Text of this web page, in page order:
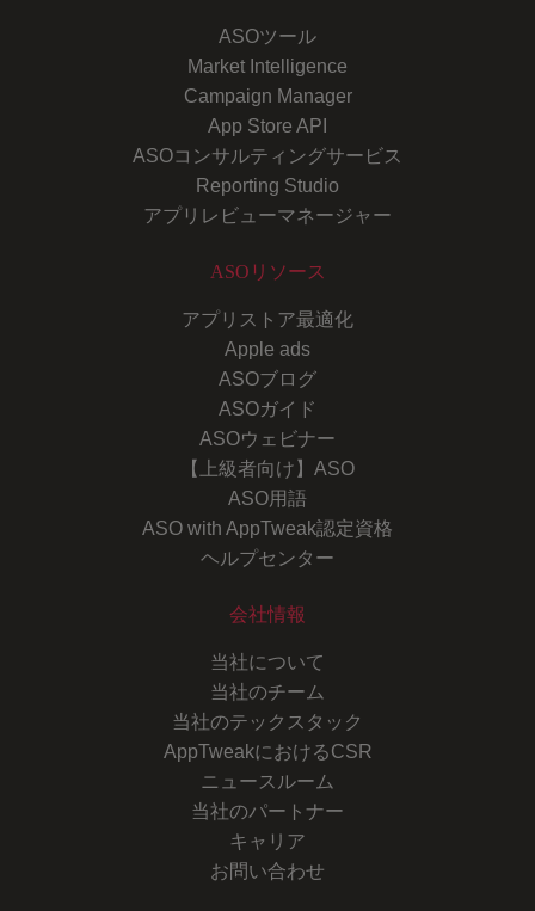
ASOツール
Market Intelligence
Campaign Manager
App Store API
ASOコンサルティングサービス
Reporting Studio
アプリレビューマネージャー
ASOリソース
アプリストア最適化
Apple ads
ASOブログ
ASOガイド
ASOウェビナー
【上級者向け】ASO
ASO用語
ASO with AppTweak認定資格
ヘルプセンター
会社情報
当社について
当社のチーム
当社のテックスタック
AppTweakにおけるCSR
ニュースルーム
当社のパートナー
キャリア
お問い合わせ